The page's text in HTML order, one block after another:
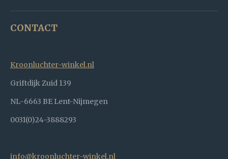
CONTACT
Kroonluchter-winkel.nl
Griftdijk Zuid 139
NL-6663 BE Lent-Nijmegen
0031(0)24-3888293
info@kroonluchter-winkel.nl